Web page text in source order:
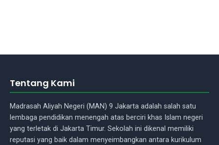
Tentang Kami
Madrasah Aliyah Negeri (MAN) 9 Jakarta adalah salah satu
lembaga pendidikan menengah atas berciri khas Islam negeri
yang terletak di Jakarta Timur. Sekolah ini dikenal memiliki
reputasi yang baik dalam menyeimbangkan antara kurikulum